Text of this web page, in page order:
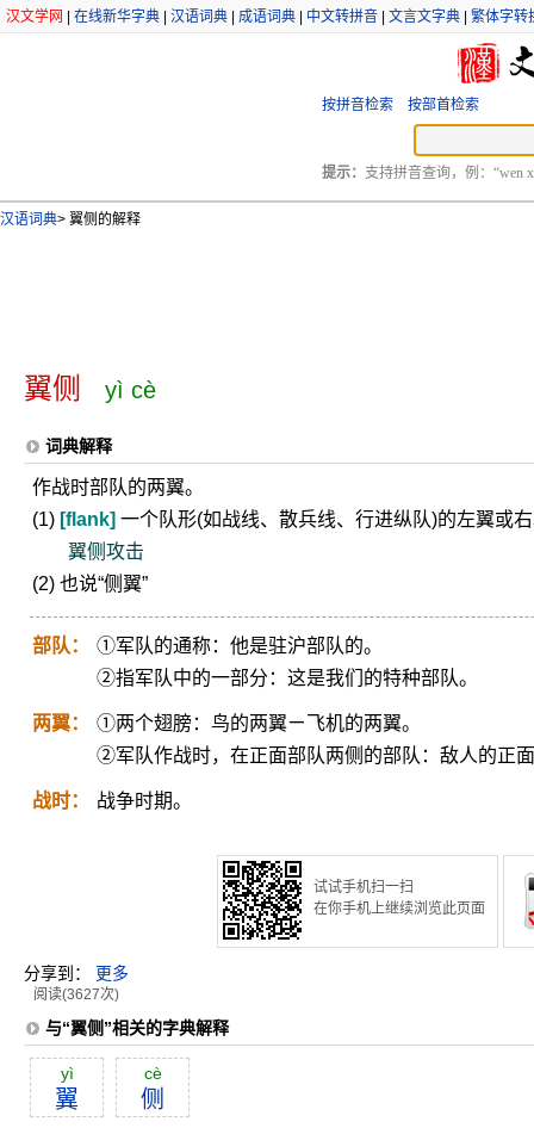
汉文学网 在线新华字典 汉语词典 成语词典 中文转拼音 文言文字典 繁体字转
按拼音检索 按部首检索
提示： 支持拼音查询，例：“wen
汉语词典> 翼侧的解释
翼侧 yì cè
词典解释
作战时部队的两翼。
(1) [flank] 一个队形(如战线、散兵线、行进纵队)的左翼或
翼侧攻击
(2) 也说“侧翼”
部队：
①军队的通称：他是驻沪部队的。
②指军队中的一部分：这是我们的特种部队。
两翼：
①两个翅膀：鸟的两翼ㄧ飞机的两翼。
②军队作战时，在正面部队两侧的部队：敌人的正
战时： 战争时期。
试试手机扫一扫
在你手机上继续浏览此页面
分享到： 更多
阅读(3627次)
与“翼侧”相关的字典解释
yì
翼
cè
侧